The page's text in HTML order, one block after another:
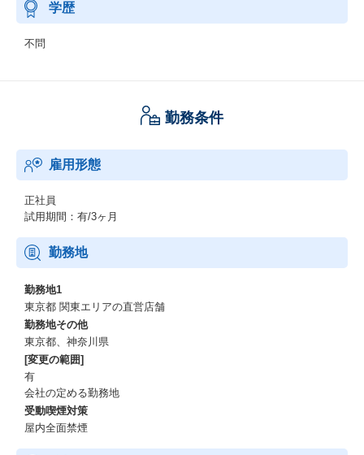
学歴
不問
勤務条件
雇用形態
正社員
試用期間：有/3ヶ月
勤務地
勤務地1
東京都 関東エリアの直営店舗
勤務地その他
東京都、神奈川県
[変更の範囲]
有
会社の定める勤務地
受動喫煙対策
屋内全面禁煙